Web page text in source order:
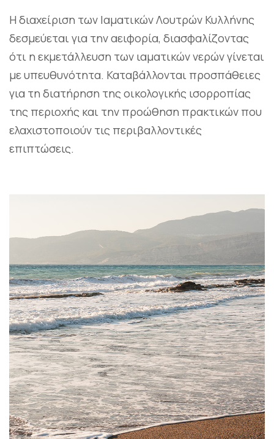
Η διαχείριση των Ιαματικών Λουτρών Κυλλήνης
δεσμεύεται για την αειφορία, διασφαλίζοντας
ότι η εκμετάλλευση των ιαματικών νερών γίνεται
με υπευθυνότητα. Καταβάλλονται προσπάθειες
για τη διατήρηση της οικολογικής ισορροπίας
της περιοχής και την προώθηση πρακτικών που
ελαχιστοποιούν τις περιβαλλοντικές
επιπτώσεις.